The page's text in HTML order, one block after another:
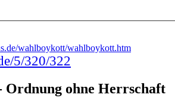
wahlboykott/wahlboykott.htm
5/320/322
Ordnung ohne Herrschaft